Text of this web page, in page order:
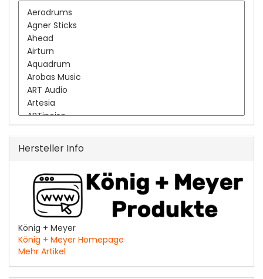
Hersteller Info
König + Meyer
König + Meyer Homepage
Mehr Artikel